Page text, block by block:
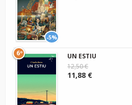
-5%
6º
UN ESTIU
12,50 €
11,88 €